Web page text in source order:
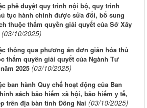
phê duyệt quy trình nội bộ, quy trình
tục hành chính được sửa đổi, bổ sung
thuộc thẩm quyền giải quyết của Sở Xây
(03/10/2025)
thông qua phương án đơn giản hóa thủ
thẩm quyền giải quyết của Ngành Tư
2025 (03/10/2025)
ban hành Quy chế hoạt động của Ban
sách bảo hiểm xã hội, bảo hiểm y tế,
trên địa bàn tỉnh Đồng Nai (03/10/2025)